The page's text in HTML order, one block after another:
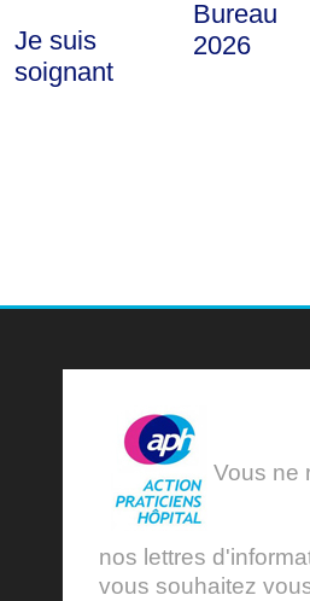
Je suis
soignant
Bureau
2026
Vous ne
nos lettres
vous souhaitez